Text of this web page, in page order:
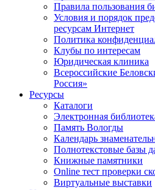
Правила пользования
Условия и порядок
ресурсам Интернет
Политика
Клубы по интересам
Юридическая клиника
Всероссийские
Россия»
Ресурсы
Каталоги
Электронная
Память Вологды
Календарь
Полнотекстовые базы
Книжные памятники
Online тест проверки
Виртуальные выставки